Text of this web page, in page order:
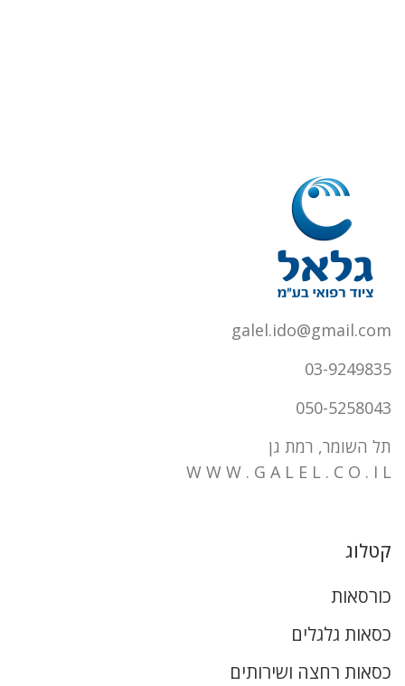
galel.ido@gmail.com
03-9249835
050-5258043
תל השומר, רמת גן
W W W . G A L E L . C O . I L
קטלוג
כורסאות
כסאות גלגלים
כסאות רחצה ושירותים